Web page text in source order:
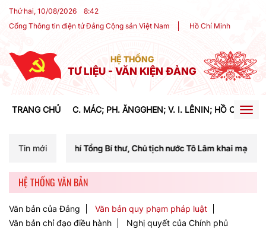
Thứ hai, 10/08/2026 8:42
Cổng Thông tin điện tử Đảng Cộng sản Việt Nam
Hồ Chí Minh
HỆ THỐNG
TƯ LIỆU - VĂN KIỆN ĐẢNG
TRANG CHỦ C. MÁC; PH. ĂNGGHEN; V. I. LÊNIN; HỒ CHÍ
Tin mới
Tổng Bí thư, Chủ tịch nước Tô Lâm khai mạc Hội nghị Trung ương
HỆ THỐNG VĂN BẢN
Văn bản của Đảng
Văn bản quy phạm pháp luật
Văn bản chỉ đạo điều hành
Nghị quyết của Chính phủ